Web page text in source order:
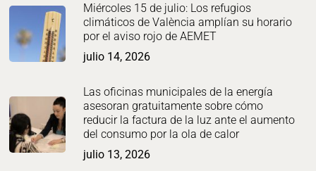
Miércoles 15 de julio: Los refugios
climáticos de València amplían su horario
por el aviso rojo de AEMET
julio 14, 2026
Las oficinas municipales de la energía
asesoran gratuitamente sobre cómo
reducir la factura de la luz ante el aumento
del consumo por la ola de calor
julio 13, 2026